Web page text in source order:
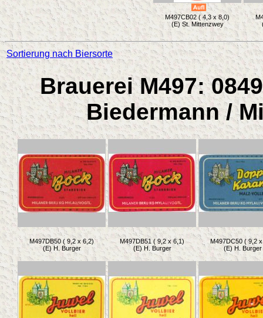
M497CB02 ( 4,3 x 8,0)
(E) St. Mittenzwey
Sortierung nach Biersorte
Brauerei M497:
Biedermann /
M497DB50 ( 9,2 x 6,2)
(E) H. Burger
M497DB51 ( 9,2 x 6,1)
(E) H. Burger
M497DC50 ( 9,2
(E) H. Burger